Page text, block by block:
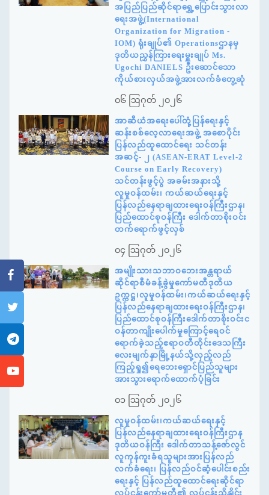
အပြည်ပြည်ဆိုင်ရာရွှေ့ပြောင်းသွားလာ
ရေးအဖွဲ့(International
Organization for Migration -
IOM) ရုံးချုပ်၏ Operationsဌာနမှ
ဒုတိယညွှန်ကြားရေးမှူးချုပ် Ms.
Ugochi DANIELS ဦးဆောင်သော
ကိုယ်စားလှယ်အဖွဲ့အားလက်ခံတွေ့ဆုံ
၀၆ ဩဂုတ် ၂၀၂၆
အာဆီယံအရေးပေါ်တုံ့ပြန်ရေးနှင့်
ဆန်းစစ်လေ့လာရေးအဖွဲ့ အစောပိုင်း
ပြန်လည်ထူထောင်ရေး သင်တန်း
အဆင့်- ၂ (ASEAN-ERAT Level-2
Course on Early Recovery)
သင်တန်းဖွင့်ပွဲ အခမ်းအနားသို့
လူမှုဝန်ထမ်း၊ ကယ်ဆယ်ရေးနှင့်
ပြန်လည်နေရာချထားရေးဝန်ကြီးဌာန၊
ပြည်ထောင်စုဝန်ကြီး ဒေါက်တာစိုးဝင်း
တက်ရောက်ဖွင့်လှစ်
၀၄ ဩဂုတ် ၂၀၂၆
အမျိုးသားသဘာဝဘေးအန္တရာယ်
ဆိုင်ရာစီမံခန့်ခွဲမှုကော်မတီဒုတိယ
ဥက္ကဋ္ဌ၊လူမှုဝန်ထမ်း၊ကယ်ဆယ်ရေးနှင့်
ပြန်လည်နေရာချထားရေးဝန်ကြီးဌာန၊
ပြည်ထောင်စုဝန်ကြီးဒေါက်တာစိုးဝင်းင
ဝန်တာကျိုးပေါက်မှုကြောင့်ရေဝင်
ရောက်ခဲ့သည့်ဧရာဝတီတိုင်းဒေသကြီး
လေးမျက်နှာမြို့နယ်သို့လှည့်လည်
ကြည့်ရှု၍ရေဘေးရှောင်ပြည်သူများ
အားသွားရောက်ထောက်ပံ့ခြင်း
၀၁ ဩဂုတ် ၂၀၂၆
လူမှုဝန်ထမ်း၊ကယ်ဆယ်ရေးနှင့်
ပြန်လည်နေရာချထားရေးဝန်ကြီးဌာန
ဒုတိယဝန်ကြီး ဒေါက်တာသန့်ဇော်လွင်
လူကုန်ကူးခံရသူများအားပြန်လည်
လက်ခံရေး၊ ပြန်လည်ဝင်ဆံ့ပေါင်းစည်း
ရေးနှင့် ပြန်လည်ထူထောင်ရေးဆိုင်ရာ
လုပ်ငန်းကော်မတီ၏ လုပ်ငန်းညှိနှိုင်း